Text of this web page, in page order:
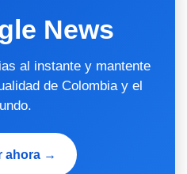
News
al instante y mantente
de Colombia y el
ahora →